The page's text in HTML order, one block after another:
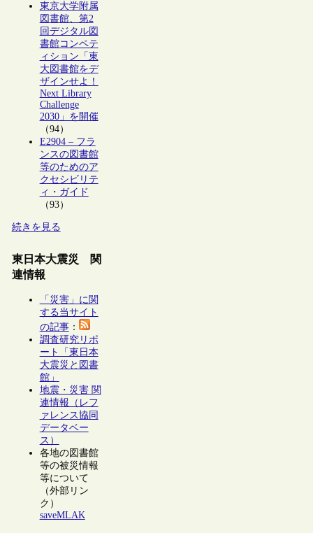
東京大学附属
図書館、第2
回デジタル図
書館コンペテ
ィション「東
大図書館をデ
ザインせよ！
Next Library
Challenge
2030」を開催
（94）
E2904 – フラ
ンスの図書館
等のためのア
クセシビリテ
ィ・ガイド
（93）
続きを見る
東日本大震災 関
連情報
「災害」に関
する当サイト
の記事：
調査研究リポ
ート「東日本
大震災と図書
館」
地震・災害 関
連情報（レフ
ァレンス協同
データベー
ス）
各地の図書館
等の被災情報
等について
（外部リン
ク）
saveMLAK